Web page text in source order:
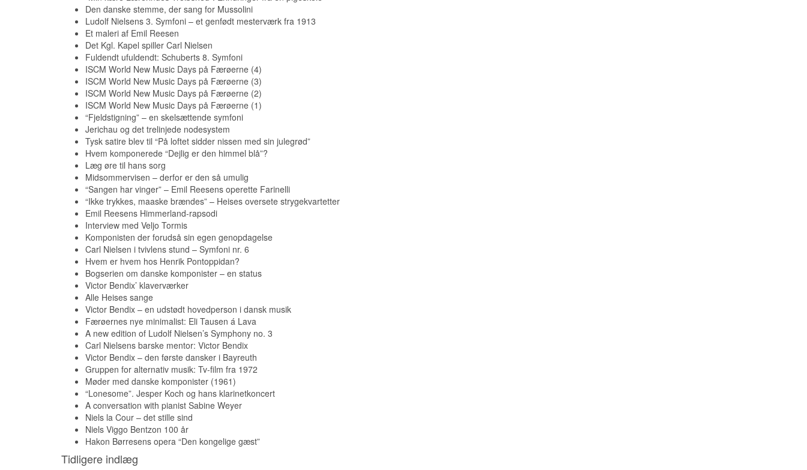
Den danske stemme, der sang for Mussolini
Ludolf Nielsens 3. Symfoni – et genfødt mesterværk fra 1913
Et maleri af Emil Reesen
Det Kgl. Kapel spiller Carl Nielsen
Fuldendt ufuldendt: Schuberts 8. Symfoni
ISCM World New Music Days på Færøerne (4)
ISCM World New Music Days på Færøerne (3)
ISCM World New Music Days på Færøerne (2)
ISCM World New Music Days på Færøerne (1)
“Fjeldstigning” – en skelsættende symfoni
Jerichau og det trelinjede nodesystem
Tysk satire blev til “På loftet sidder nissen med sin julegrød”
Hvem komponerede “Dejlig er den himmel blå”?
Læg øre til hans sorg
Midsommervisen – derfor er den så umulig
“Sangen har vinger” – Emil Reesens operette Farinelli
“Ikke trykkes, maaske brændes” – Heises oversete strygekvartetter
Emil Reesens Himmerland-rapsodi
Interview med Veljo Tormis
Komponisten der forudså sin egen genopdagelse
Carl Nielsen i tvivlens stund – Symfoni nr. 6
Hvem er hvem hos Henrik Pontoppidan?
Bogserien om danske komponister – en status
Victor Bendix’ klaverværker
Alle Heises sange
Victor Bendix – en udstødt hovedperson i dansk musik
Færøernes nye minimalist: Eli Tausen á Lava
A new edition of Ludolf Nielsen’s Symphony no. 3
Carl Nielsens barske mentor: Victor Bendix
Victor Bendix – den første dansker i Bayreuth
Gruppen for alternativ musik: Tv-film fra 1972
Møder med danske komponister (1961)
“Lonesome”. Jesper Koch og hans klarinetkoncert
A conversation with pianist Sabine Weyer
Niels la Cour – det stille sind
Niels Viggo Bentzon 100 år
Hakon Børresens opera “Den kongelige gæst”
Tidligere indlæg